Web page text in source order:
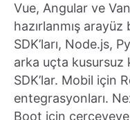
Vue, Angular ve
hazırlanmış
SDK’ları, Node.js,
arka uçta kusursuz
SDK’lar. Mobil için
entegrasyonları.
Boot için